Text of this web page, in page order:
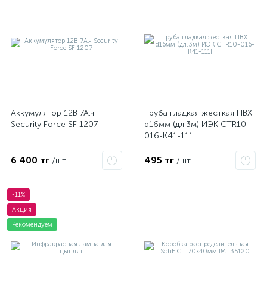
Аккумулятор 12В 7А.ч
Security Force SF 1207
6 400 тг /шт
Труба гладкая жесткая ПВХ
d16мм (дл.3м) ИЭК CTR10-
016-K41-111I
495 тг /шт
-11%
Акция
Рекомендуем